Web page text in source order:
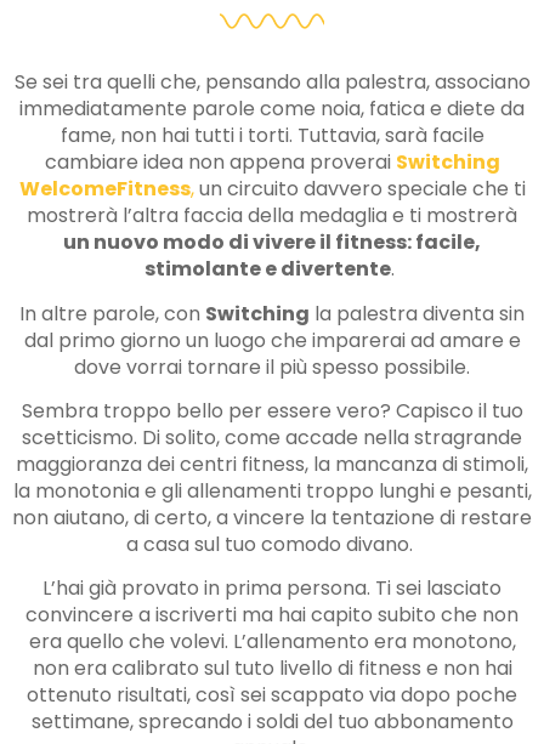
Se sei tra quelli che, pensando alla palestra, associano
immediatamente parole come noia, fatica e diete da
fame, non hai tutti i torti. Tuttavia, sarà facile
cambiare idea non appena proverai Switching
WelcomeFitness,un circuito davvero speciale che ti
mostrerà l’altra faccia della medaglia e ti mostrerà
un nuovo modo di vivere il fitness: facile,
stimolante e divertente.
In altre parole, con Switching la palestra diventa sin
dal primo giorno un luogo che imparerai ad amare e
dove vorrai tornare il più spesso possibile.
Sembra troppo bello per essere vero? Capisco il tuo
scetticismo. Di solito, come accade nella stragrande
maggioranza dei centri fitness, la mancanza di stimoli,
la monotonia e gli allenamenti troppo lunghi e pesanti,
non aiutano, di certo, a vincere la tentazione di restare
a casa sul tuo comodo divano.
L’hai già provato in prima persona. Ti sei lasciato
convincere a iscriverti ma hai capito subito che non
era quello che volevi. L’allenamento era monotono,
non era calibrato sul tuto livello di fitness e non hai
ottenuto risultati, così sei scappato via dopo poche
settimane, sprecando i soldi del tuo abbonamento